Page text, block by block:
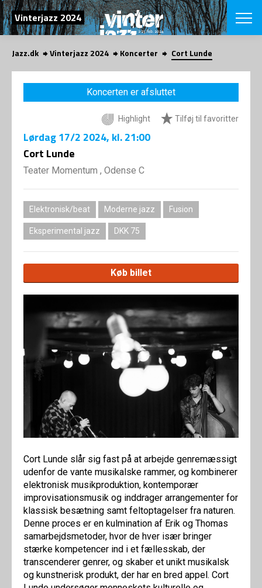
SØG
Vinterjazz 2024
English
VÆLG
COPENHAGEN
Jazz.dk Vinterjazz 2024 Koncerter Cort Lunde
Koncerten er afsluttet
Highlight Tilføj til favoritter
Lørdag17/2 2024, kl. 21:00
Cort Lunde
Teater Momentum , Odense C
Elektronisk/beat Moderne jazz Fusion
Eksperimental jazz DKK 75
Køb billet
Cort Lunde slår sig fast på at arbejde genremæssigt
udenfor de vante musikalske rammer, og kombinerer
elektronisk musikproduktion, kontemporær
improvisationsmusik og inddrager arrangementer for
klassisk besætning samt feltoptagelser fra naturen.
Denne proces er en kulmination af Erik og Thomas
samarbejdsmetoder, hvor de hver især bringer
stærke kompetencer ind i et fællesskab, der
transcenderer genrer, og skaber et unikt musikalsk
og kunstnerisk produkt, der har en bred appel. Cort